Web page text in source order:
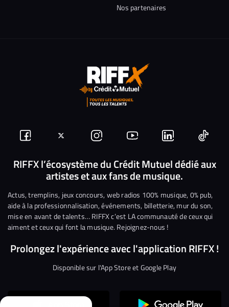
Nos partenaires
Suivez-
nous
Facebook
Suivez-
nous
sur
Twitter
Nous
rejoindre
sur
Instagram
Nous
rejoindre
sur
YouTube
Nous
rejoindre
sur
Linkedin
Nous
RIFFX l’écosystème du Crédit Mutuel dédié aux
artistes et aux fans de musique.
Actus, tremplins, jeux concours, web radios 100% musique, 0% pub,
aide à la professionnalisation, événements, billetterie, mur du son,
mise en avant de talents… RIFFX c’est LA communauté de ceux qui
aiment et ceux qui font la musique. Rejoignez-nous !
Prolongez l'expérience avec l'application RIFFX !
Disponible sur l'App Store et Google Play